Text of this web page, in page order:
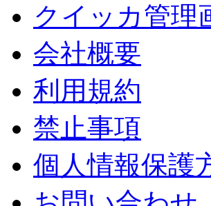
クイッカ管理
会社概要
利用規約
禁止事項
個人情報保護